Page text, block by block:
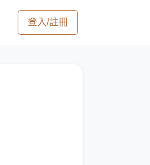
登入/註冊